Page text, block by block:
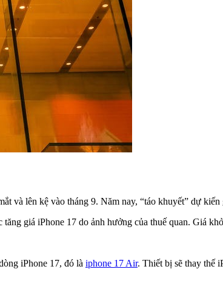
và lên kệ vào tháng 9. Năm nay, “táo khuyết” dự
giá iPhone 17 do ảnh hưởng của thuế quan. Giá
iPhone 17, đó là iphone 17 Air. Thiết bị sẽ thay thế